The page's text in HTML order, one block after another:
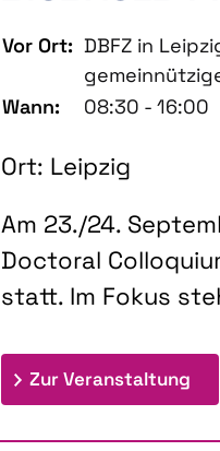
Vor Ort: DBFZ in
Wann:
08:30 - 16:00
Ort: Leipzig
Am 23./24.
Doctoral
statt. Im Fokus
Zur Veranstaltung: